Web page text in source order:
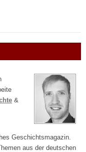
&
Geschichtsmagazin.
aus der deutschen